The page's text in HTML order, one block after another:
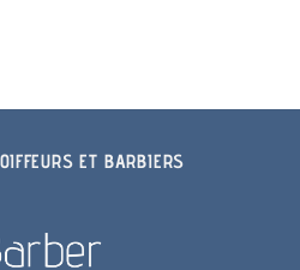
ET BARBIERS